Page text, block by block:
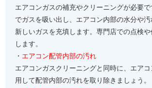
エアコンガスの補充やクリーニングが必要
でガスを吸い出し、エアコン内部の水分や汚
新しいガスを充填します。専門店での点検
します。
・ エアコン配管内部の汚れ
エアコンガスクリーニングと同時に、エア
用して配管内部の汚れを取り除きましょう。